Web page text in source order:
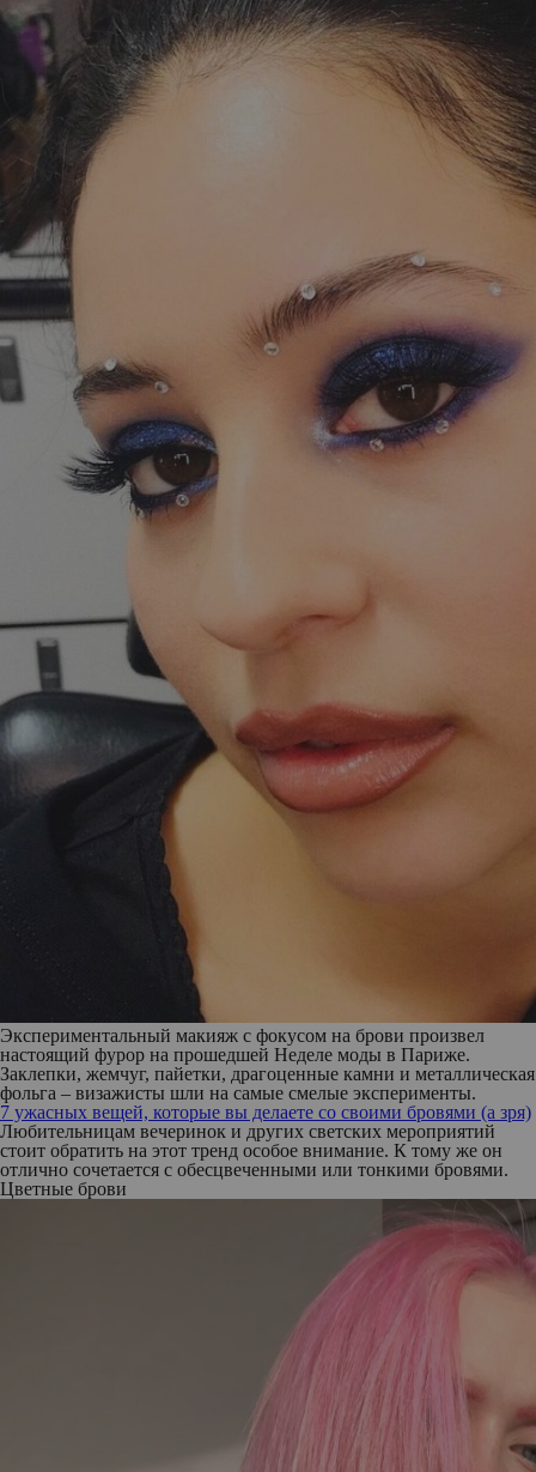
Экспериментальный макияж с фокусом на брови произвел
настоящий фурор на прошедшей Неделе моды в Париже.
Заклепки, жемчуг, пайетки, драгоценные камни и металлическая
фольга – визажисты шли на самые смелые эксперименты.
7 ужасных вещей, которые вы делаете со своими бровями (а зря)
Любительницам вечеринок и других светских мероприятий
стоит обратить на этот тренд особое внимание. К тому же он
отлично сочетается с обесцвеченными или тонкими бровями.
Цветные брови